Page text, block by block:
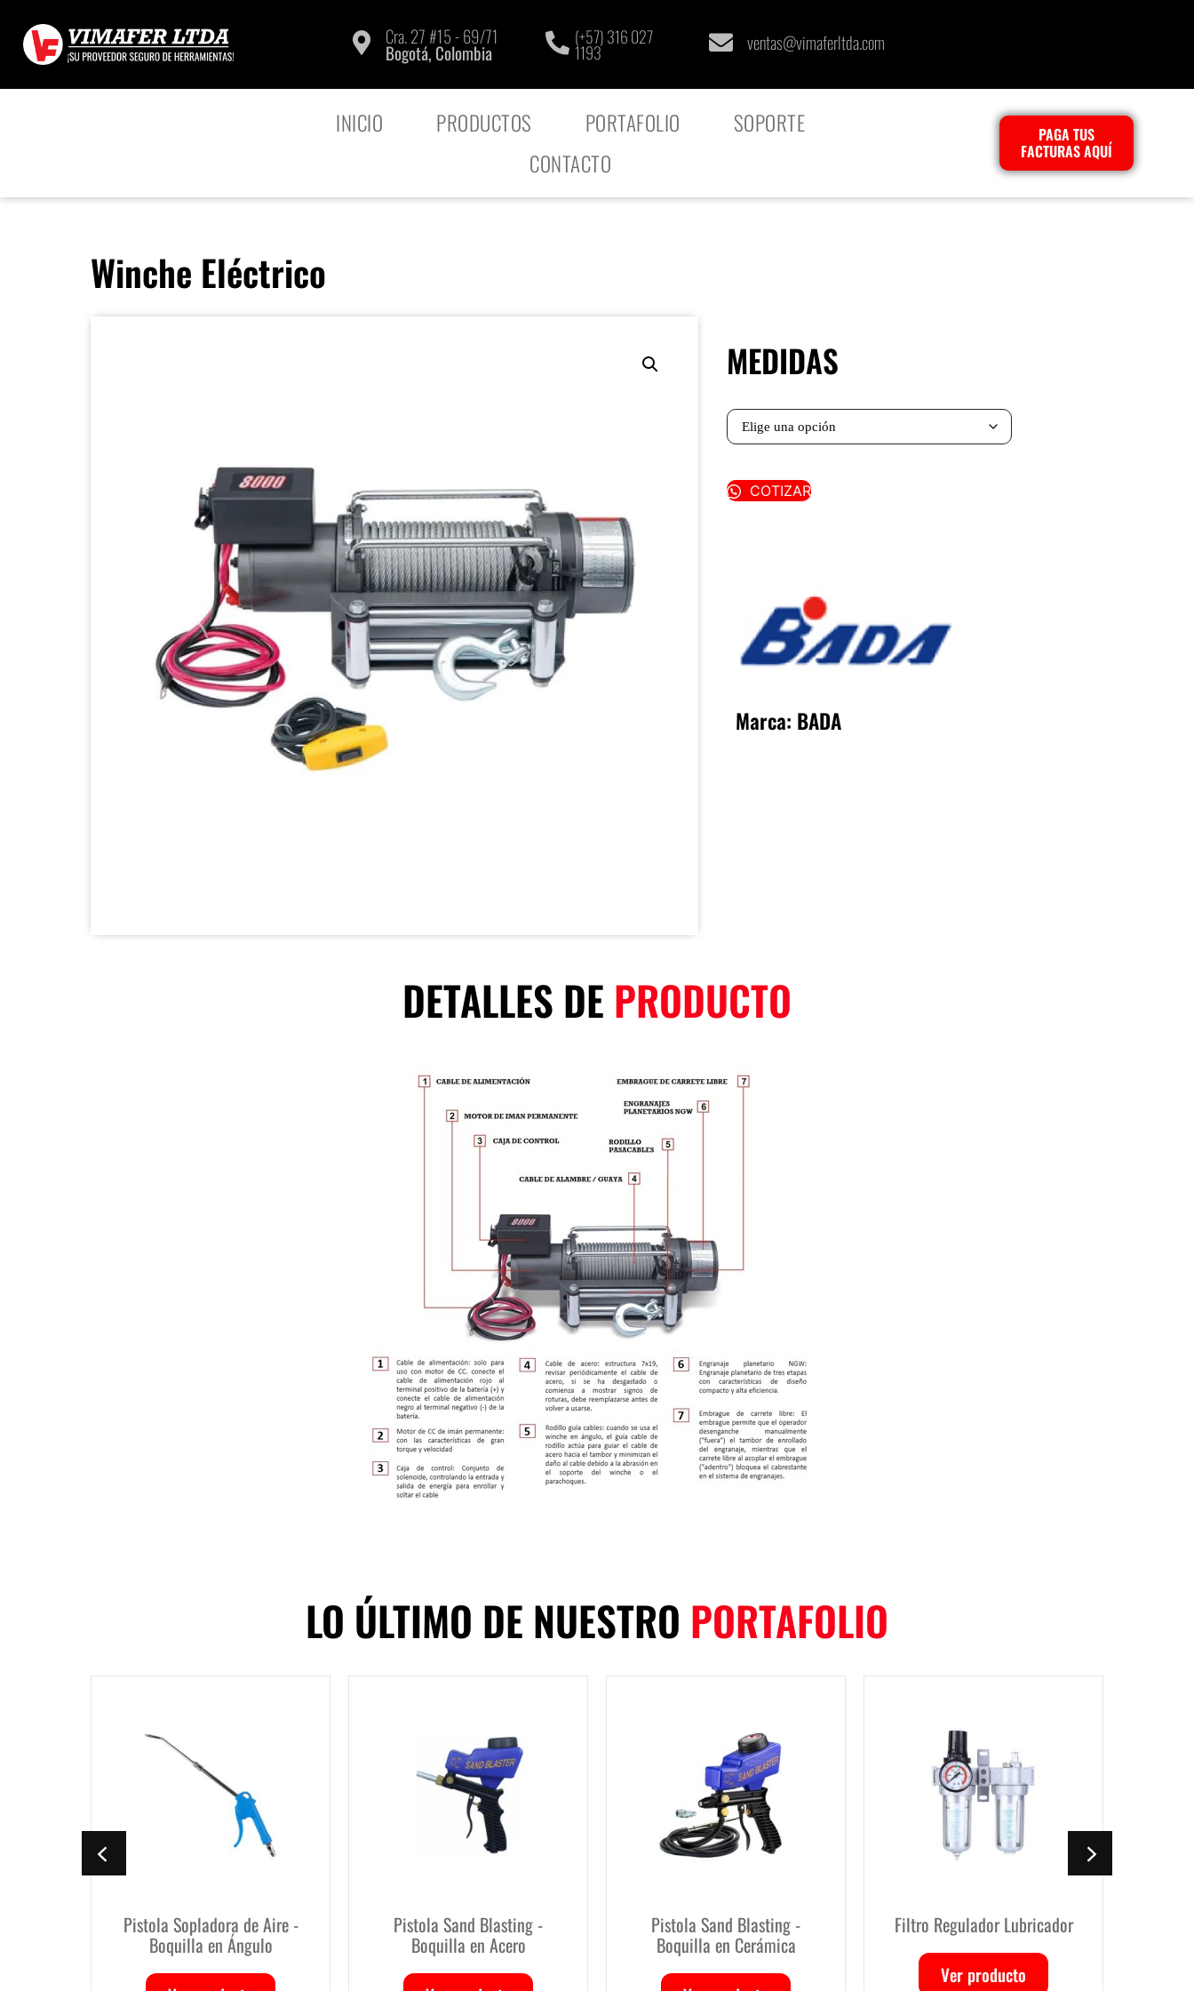
Cra. 27 #15 - 69/71
Bogotá, Colombia
(+57) 316 027
1193 ventas@vimaferltda.com
INICIO PRODUCTOS PORTAFOLIO
SOPORTE
CONTACTO
PAGA TUS
FACTURAS AQUÍ
Winche Eléctrico
MEDIDAS
COTIZAR
Marca: BADA
DETALLES DE PRODUCTO
LO ÚLTIMO DE NUESTRO PORTAFOLIO
Pistola Sand Blasting -
Boquilla en Acero
Pistola Sand Blasting -
Boquilla en Cerámica
Filtro Regulador Lubricador
Ver producto
Filtro Regulador
Ver producto